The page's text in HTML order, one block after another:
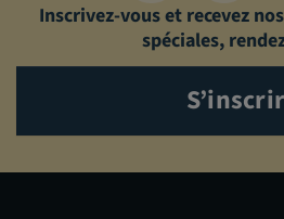
Inscrivez-vous et recevez
spéciales,